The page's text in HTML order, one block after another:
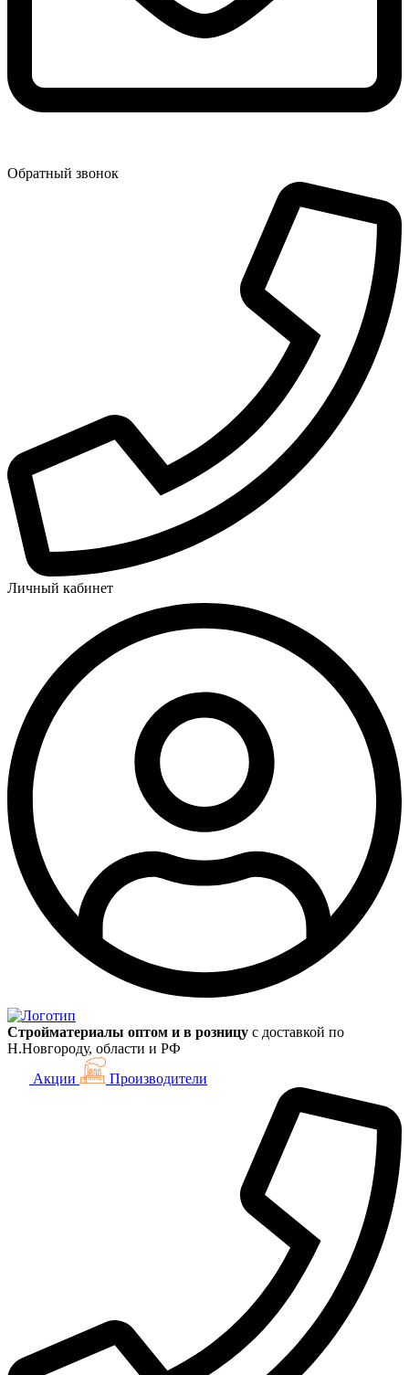
Обратный звонок
Личный кабинет
Стройматериалы оптом и в розницу с доставкой по
Н.Новгороду, области и РФ
Акции
Производители